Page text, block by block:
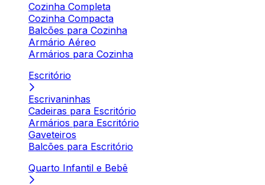
Cozinha Completa
Cozinha Compacta
Balcões para Cozinha
Armário Aéreo
Armários para Cozinha
Escritório
Escrivaninhas
Cadeiras para Escritório
Armários para Escritório
Gaveteiros
Balcões para Escritório
Quarto Infantil e Bebê